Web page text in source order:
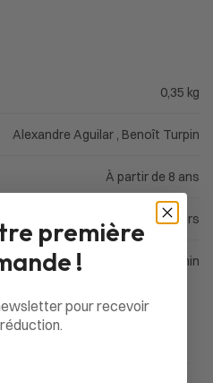
0,35 kg
Alexandre Aguilar , Benoît Turpin
À partir de 8 ans
2 à 4 joueurs
15 à 30min
première
!
pour recevoir